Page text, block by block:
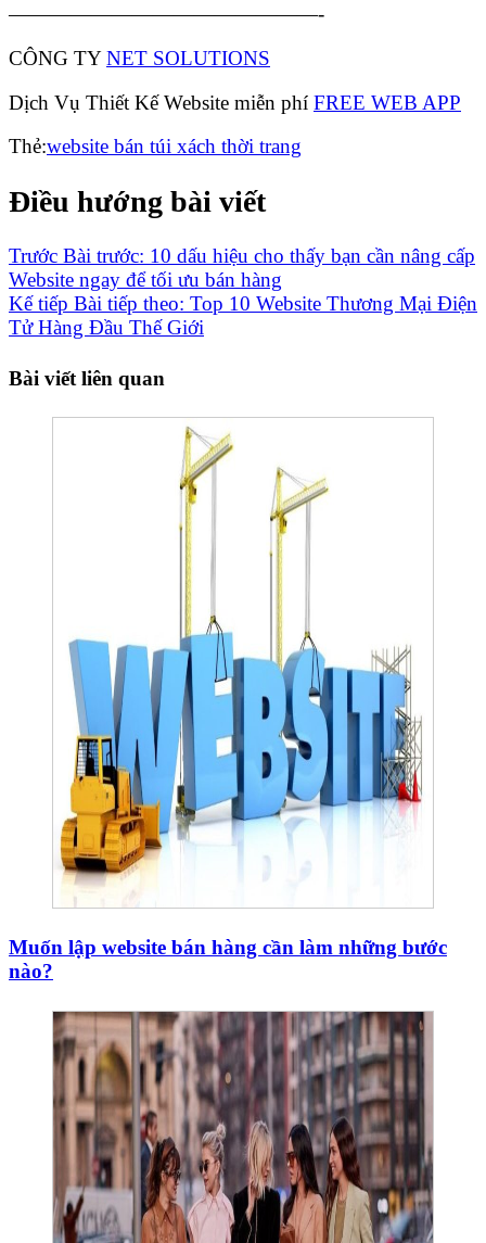
———————————————-
CÔNG TYNET SOLUTIONS
Dịch Vụ Thiết Kế Website miễn phí FREE WEB APP
Thẻ:website bán túi xách thời trang
Điều hướng bài viết
Trước Bài trước: 10 dấu hiệu cho thấy bạn cần nâng cấp
Website ngay để tối ưu bán hàng
Kế tiếp Bài tiếp theo: Top 10 Website Thương Mại Điện
Tử Hàng Đầu Thế Giới
Bài viết liên quan
Muốn lập website bán hàng cần làm những bước
nào?